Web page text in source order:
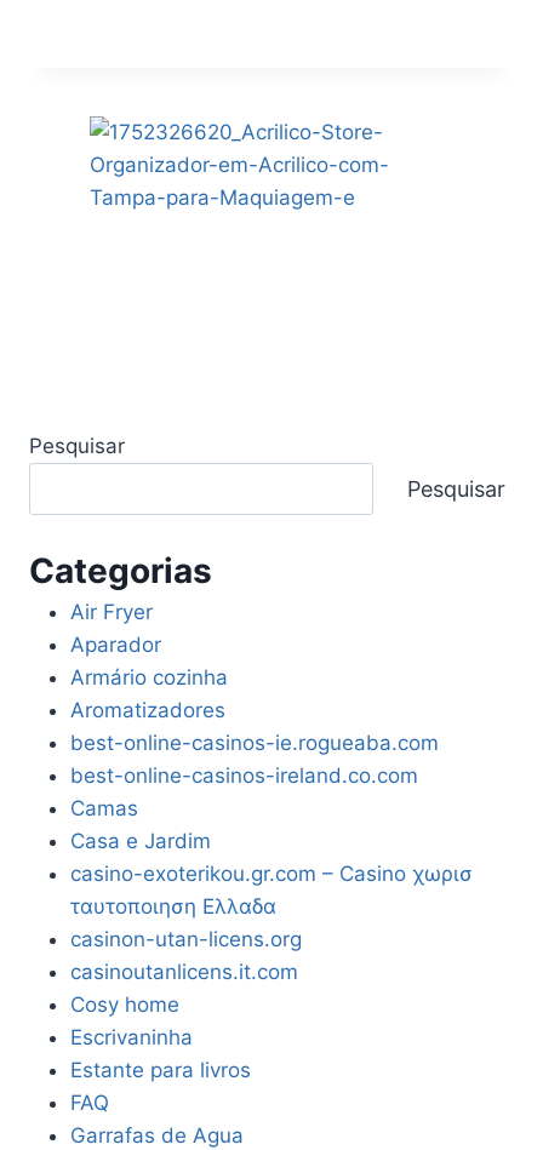
Pesquisar
Pesquisar
Categorias
Air Fryer
Aparador
Armário cozinha
Aromatizadores
best-online-casinos-ie.rogueaba.com
best-online-casinos-ireland.co.com
Camas
Casa e Jardim
casino-exoterikou.gr.com – Casino χωρισ
ταυτοποιηση Ελλαδα
casinon-utan-licens.org
casinoutanlicens.it.com
Cosy home
Escrivaninha
Estante para livros
FAQ
Garrafas de Agua